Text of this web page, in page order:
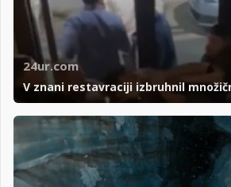
24ur.com
V znani restavraciji izbruhnil